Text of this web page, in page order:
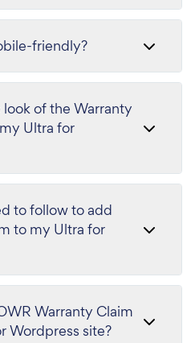
friendly?
of the Warranty
Ultra for
to follow to add
to my Ultra for
Warranty Claim
Wordpress site?